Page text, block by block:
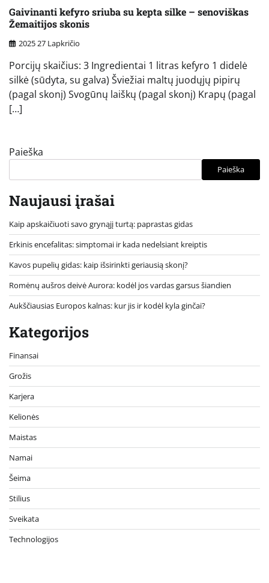
Gaivinanti kefyro sriuba su kepta silke – senoviškas
Žemaitijos skonis
2025 27 Lapkričio
Porcijų skaičius: 3 Ingredientai 1 litras kefyro 1 didelė
silkė (sūdyta, su galva) Šviežiai maltų juodųjų pipirų
(pagal skonį) Svogūnų laiškų (pagal skonį) Krapų (pagal
[…]
Paieška
Paieška
Naujausi įrašai
Kaip apskaičiuoti savo grynąjį turtą: paprastas gidas
Erkinis encefalitas: simptomai ir kada nedelsiant kreiptis
Kavos pupelių gidas: kaip išsirinkti geriausią skonį?
Romėnų aušros deivė Aurora: kodėl jos vardas garsus šiandien
Aukščiausias Europos kalnas: kur jis ir kodėl kyla ginčai?
Kategorijos
Finansai
Grožis
Karjera
Kelionės
Maistas
Namai
Šeima
Stilius
Sveikata
Technologijos